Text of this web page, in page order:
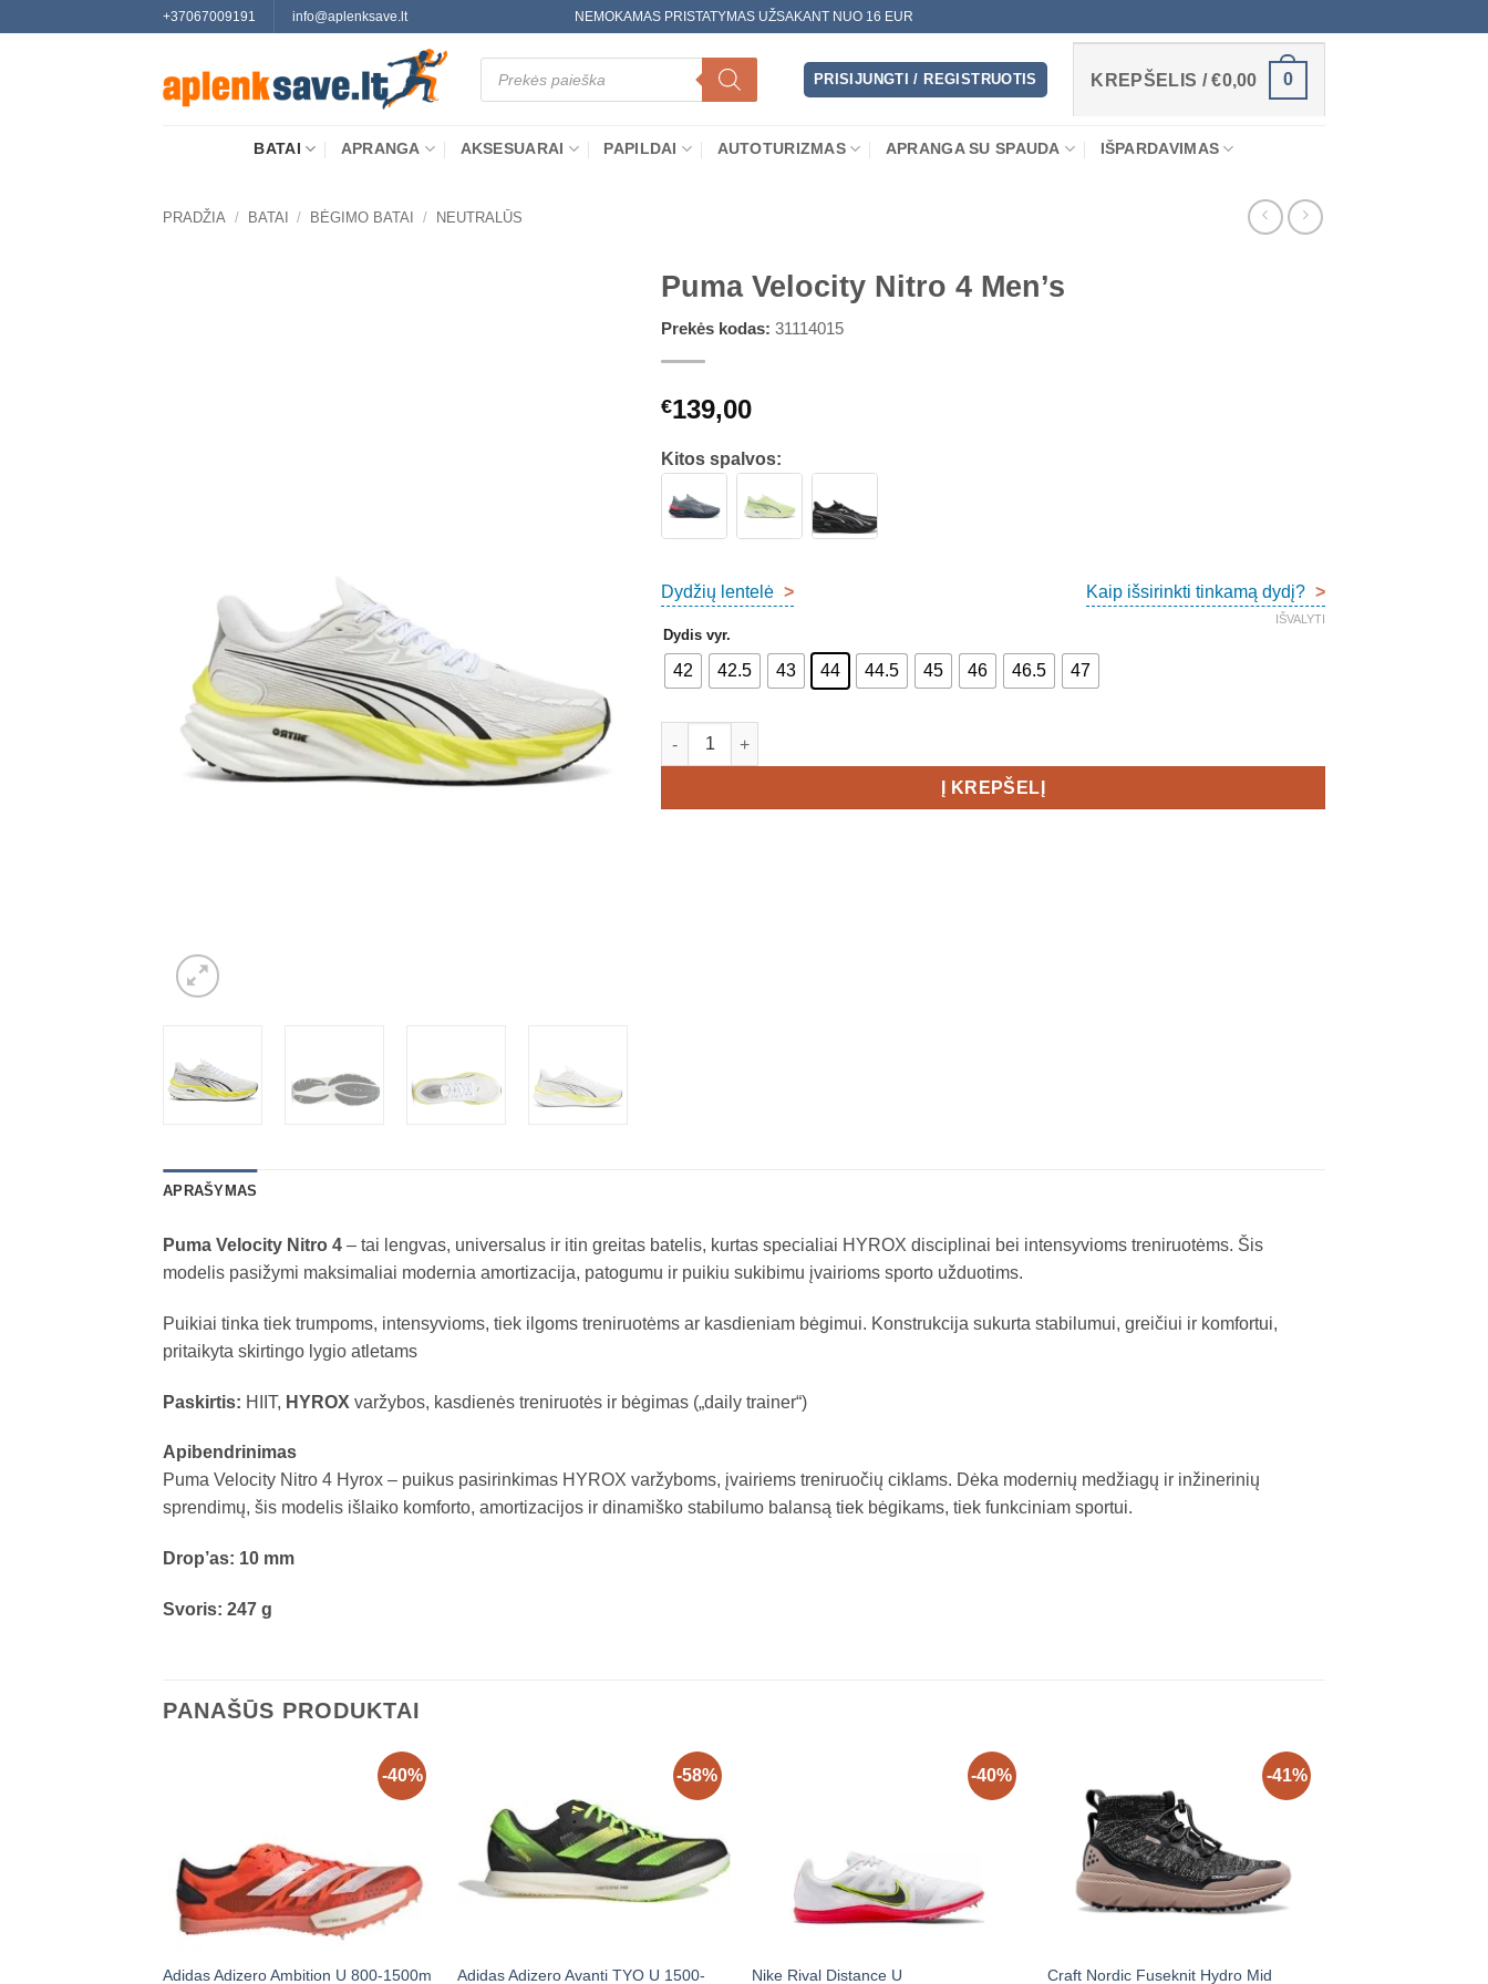
+37067009191 info@aplenksave.lt NEMOKAMAS PRISTATYMAS UŽSAKANT NUO 16 EUR
Products
search
PRISIJUNGTI / REGISTRUOTIS KREPŠELIS /€0,00 0
BATAI APRANGA AKSESUARAI PAPILDAI AUTOTURIZMAS APRANGA SU SPAUDA IŠPARDAVIMAS
PRADŽIA / BATAI / BĖGIMO BATAI / NEUTRALŪS
Puma Velocity Nitro 4 Men’s
Prekės kodas: 31114015
€139,00
Kitos spalvos:
Dydžių lentelė > Kaip išsirinkti tinkamą dydį? >
Dydis vyr.
42 42.5 43 44 44.5 45 46 46.5 47
IŠVALYTI
produkto kiekis: Puma Velocity Nitro 4 Men's
Į KREPŠELĮ
APRAŠYMAS
Puma Velocity Nitro 4 – tai lengvas, universalus ir itin greitas batelis, kurtas specialiai HYROX disciplinai bei intensyvioms treniruotėms. Šis
modelis pasižymi maksimaliai modernia amortizacija, patogumu ir puikiu sukibimu įvairioms sporto užduotims.
Puikiai tinka tiek trumpoms, intensyvioms, tiek ilgoms treniruotėms ar kasdieniam bėgimui. Konstrukcija sukurta stabilumui, greičiui ir komfortui,
pritaikyta skirtingo lygio atletams
Paskirtis: HIIT, HYROX varžybos, kasdienės treniruotės ir bėgimas („daily trainer“)
Apibendrinimas
Puma Velocity Nitro 4 Hyrox – puikus pasirinkimas HYROX varžyboms, įvairiems treniruočių ciklams. Dėka modernių medžiagų ir inžinerinių
sprendimų, šis modelis išlaiko komforto, amortizacijos ir dinamiško stabilumo balansą tiek bėgikams, tiek funkciniam sportui.
Drop’as: 10 mm
Svoris: 247 g
PANAŠŪS PRODUKTAI
-40%
Adidas Adizero Ambition U 800-1500m
-58%
Adidas Adizero Avanti TYO U 1500-
-40%
Nike Rival Distance U
-41%
Craft Nordic Fuseknit Hydro Mid